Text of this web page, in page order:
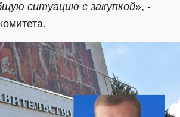
ситуацию с закупкой», -